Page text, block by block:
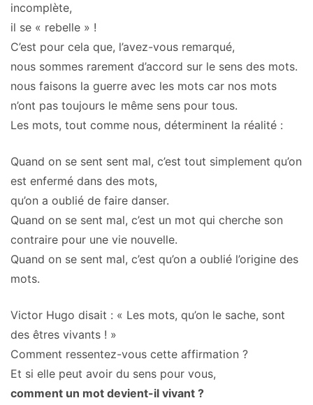
incomplète,
il se « rebelle » !
C’est pour cela que, l’avez-vous remarqué,
nous sommes rarement d’accord sur le sens des mots.
nous faisons la guerre avec les mots car nos mots
n’ont pas toujours le même sens pour tous.
Les mots, tout comme nous, déterminent la réalité :
Quand on se sent sent mal, c’est tout simplement qu’on
est enfermé dans des mots,
qu’on a oublié de faire danser.
Quand on se sent mal, c’est un mot qui cherche son
contraire pour une vie nouvelle.
Quand on se sent mal, c’est qu’on a oublié l’origine des
mots.
Victor Hugo disait : « Les mots, qu’on le sache, sont
des êtres vivants ! »
Comment ressentez-vous cette affirmation ?
Et si elle peut avoir du sens pour vous,
comment un mot devient-il vivant ?